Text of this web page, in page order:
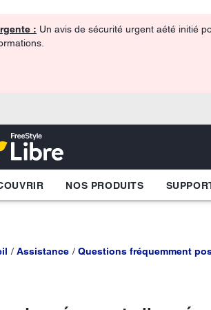
: Un avis de sécurité urgent aété initié
NOS PRODUITS
Assistance Questions fréquemment